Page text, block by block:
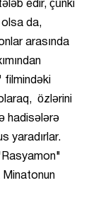
edir, çünki
olsa da,
arasında
filmindəki
özlərini
hadisələrə
yaradırlar.